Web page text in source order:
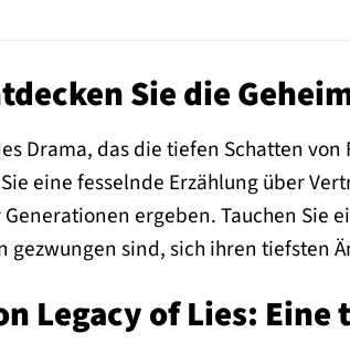
Sie die
Drama, das die tiefen Schatten
eine fesselnde Erzählung über
ergeben. Tauchen Sie
sind, sich ihren tiefsten
Legacy of Lies: